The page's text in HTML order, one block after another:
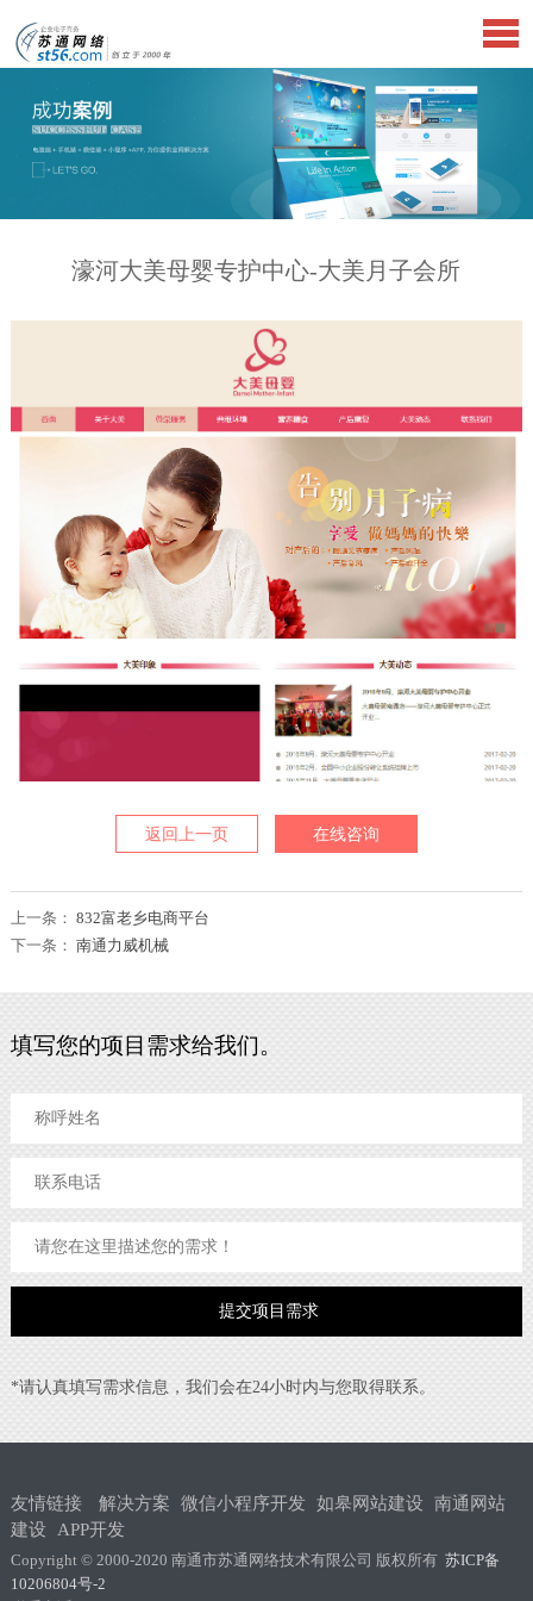
濠河大美母婴专护中心-大美月子会所
返回上一页 在线咨询
上一条： 832富老乡电商平台
下一条： 南通力威机械
填写您的项目需求给我们。
*请认真填写需求信息，我们会在24小时内与您取得联系。
友情链接 解决方案 微信小程序开发 如皋网站建设
南通网站
建设
APP开发
Copyright © 2000-2020 南通市苏通网络技术有限公司 版权所有 苏ICP备
10206804号-2